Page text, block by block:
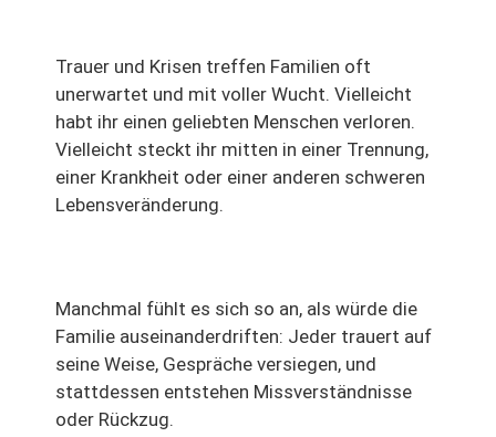
Trauer und Krisen treffen Familien oft
unerwartet und mit voller Wucht. Vielleicht
habt ihr einen geliebten Menschen verloren.
Vielleicht steckt ihr mitten in einer Trennung,
einer Krankheit oder einer anderen schweren
Lebensveränderung.
Manchmal fühlt es sich so an, als würde die
Familie auseinanderdriften: Jeder trauert auf
seine Weise, Gespräche versiegen, und
stattdessen entstehen Missverständnisse
oder Rückzug.